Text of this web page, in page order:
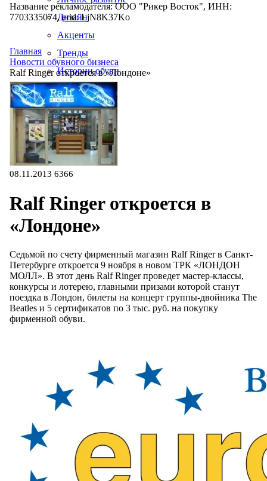
Дизайн
Акценты
Тренды
Истории обуви
Производство
Название рекламодателя: ООО "Рикер Восток", ИНН:
7703335074, erid: LjN8K37Ko
Главная
Новости обувного бизнеса
Ralf Ringer откроется в «Лондоне»
08.11.2013 6366
Ralf Ringer откроется в
«Лондоне»
Седьмой по счету фирменный магазин Ralf Ringer в Санкт-
Петербурге откроется 9 ноября в новом ТРК «ЛОНДОН
МОЛЛ». В этот день Ralf Ringer проведет мастер-классы,
конкурсы и лотерею, главными призами которой станут
поездка в Лондон, билеты на концерт группы-двойника The
Beatles и 5 сертификатов по 3 тыс. руб. на покупку
фирменной обуви.